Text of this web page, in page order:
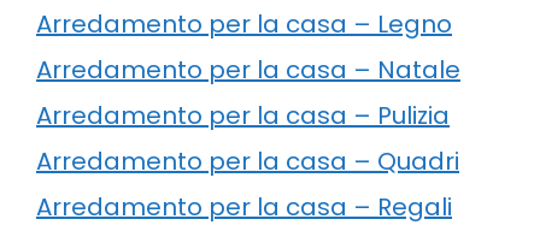
Arredamento per la casa – Legno
Arredamento per la casa – Natale
Arredamento per la casa – Pulizia
Arredamento per la casa – Quadri
Arredamento per la casa – Regali